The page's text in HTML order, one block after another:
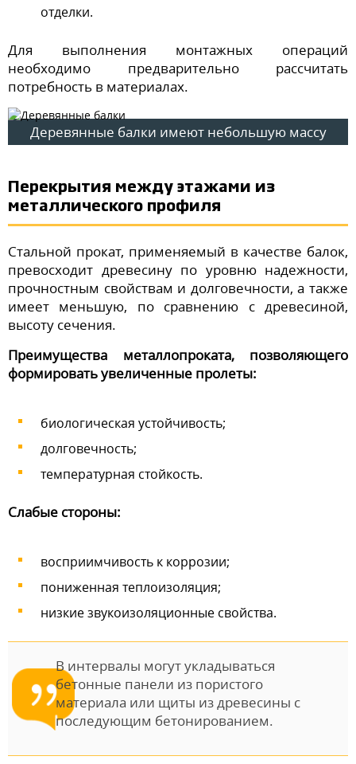
отделки.
Для выполнения монтажных операций
необходимо предварительно рассчитать
потребность в материалах.
Деревянные балки имеют небольшую массу
Перекрытия между этажами из
металлического профиля
Стальной прокат, применяемый в качестве балок,
превосходит древесину по уровню надежности,
прочностным свойствам и долговечности, а также
имеет меньшую, по сравнению с древесиной,
высоту сечения.
Преимущества металлопроката, позволяющего
формировать увеличенные пролеты:
биологическая устойчивость;
долговечность;
температурная стойкость.
Слабые стороны:
восприимчивость к коррозии;
пониженная теплоизоляция;
низкие звукоизоляционные свойства.
В интервалы могут укладываться
бетонные панели из пористого
материала или щиты из древесины с
последующим бетонированием.